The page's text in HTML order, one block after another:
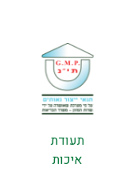
תעודת
איכות